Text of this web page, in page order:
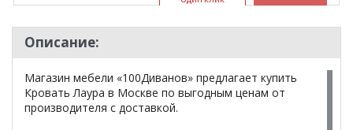
Описание:
Магазин мебели «100Диванов» предлагает купить
Кровать Лаура в Москве по выгодным ценам от
производителя с доставкой.